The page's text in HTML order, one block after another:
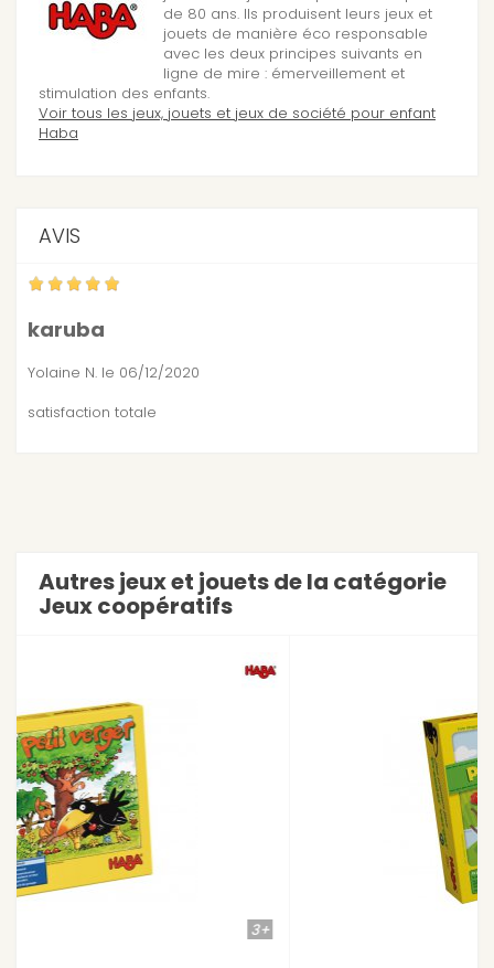
de 80 ans. Ils produisent leurs jeux et
jouets de manière éco responsable
avec les deux principes suivants en
ligne de mire : émerveillement et
stimulation des enfants.
Voir tous les jeux, jouets et jeux de société pour enfant
Haba
AVIS
karuba
Yolaine N. le 06/12/2020
satisfaction totale
Autres jeux et jouets de la catégorie
Jeux coopératifs